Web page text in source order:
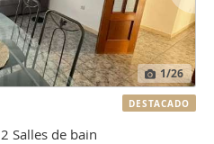
1/26
2 Salles de bain
DESTACADO